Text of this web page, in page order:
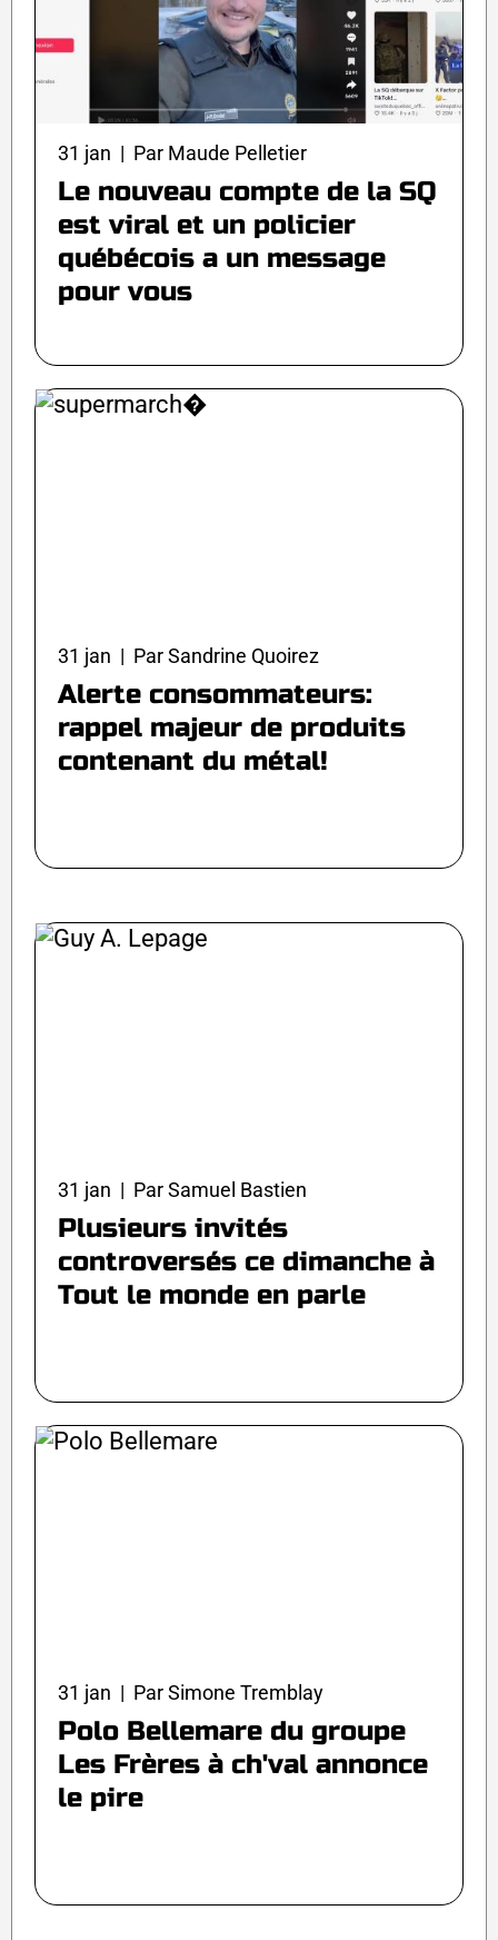
31 jan | Par Maude Pelletier
Le nouveau compte de la SQ
est viral et un policier
québécois a un message
pour vous
31 jan | Par Sandrine Quoirez
Alerte consommateurs:
rappel majeur de produits
contenant du métal!
31 jan | Par Samuel Bastien
Plusieurs invités
controversés ce dimanche à
Tout le monde en parle
31 jan | Par Simone Tremblay
Polo Bellemare du groupe
Les Frères à ch'val annonce
le pire